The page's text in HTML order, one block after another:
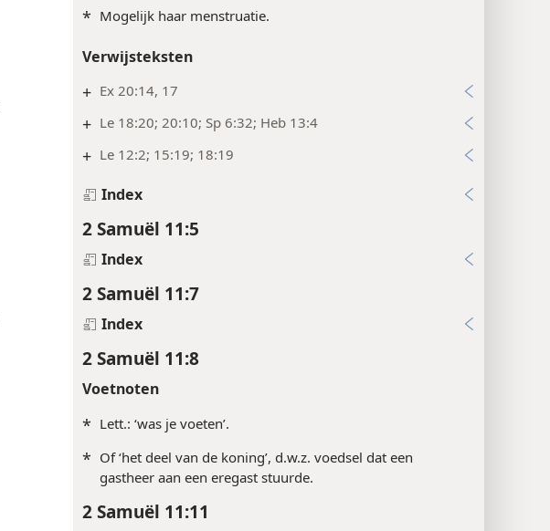
* Mogelijk haar menstruatie.
Verwijsteksten
+ Ex 20:14, 17
+ Le 18:20; 20:10; Sp 6:32; Heb 13:4
+ Le 12:2; 15:19; 18:19
Index
2 Samuël 11:5
Index
2 Samuël 11:7
Index
2 Samuël 11:8
Voetnoten
* Lett.: ‘was je voeten’.
* Of ‘het deel van de koning’, d.w.z. voedsel dat een
gastheer aan een eregast stuurde.
2 Samuël 11:11